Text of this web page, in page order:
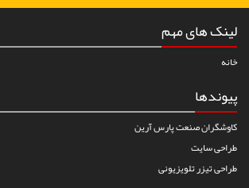
لینک های مهم
خانه
پیوندها
کاوشگران صنعت پارس آرین
طراحی سایت
طراحی تیزر تلویزیونی